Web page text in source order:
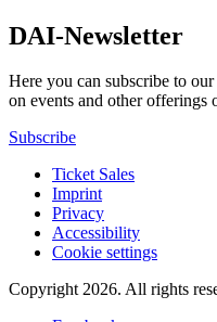
DAI-Newsletter
Here you can subscribe to
on events and other
Subscribe
Ticket Sales
Imprint
Privacy
Accessibility
Cookie settings
Copyright 2026. All rights